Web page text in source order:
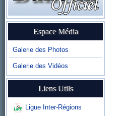
Espace Média
Galerie des Photos
Galerie des Vidéos
Liens Utils
Ligue Inter-Régions